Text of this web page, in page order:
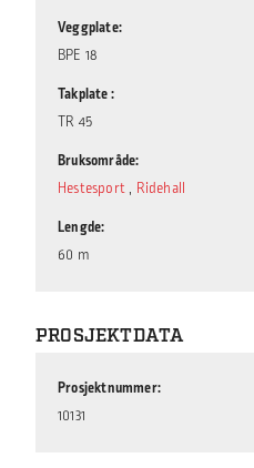
Veggplate
BPE 18
Takplate
TR 45
Bruksområde
Hestesport , Ridehall
Lengde
60 m
PROSJEKTDATA
Prosjektnummer
10131